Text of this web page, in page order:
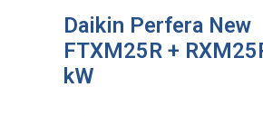
Daikin Perfera New
FTXM25R +
kW